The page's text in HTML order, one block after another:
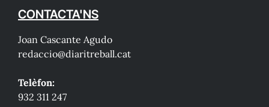
CONTACTA'NS
Joan Cascante Agudo
redaccio@diaritreball.cat
Telèfon:
932 311 247